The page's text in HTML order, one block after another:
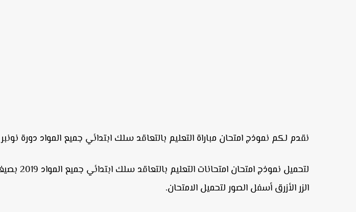
نقدم لكم نموذج امتحان مباراة التعليم بالتعاقد سلك ابتدائي جميع المواد دورة نونبر 2019 مرفوق بعناصر الإجابة.
الزر الأزرق أسفل الصور لتحميل الامتحان.